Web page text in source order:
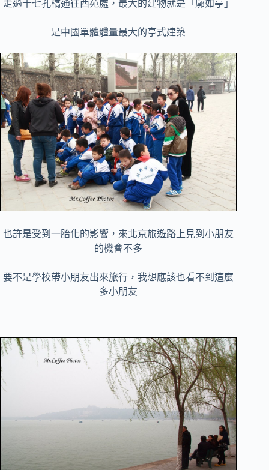
走過十七孔橋通往西苑處，最大的建物就是「廓如亭」
是中國單體體量最大的亭式建築
也許是受到一胎化的影響，來北京旅遊路上見到小朋友
的機會不多
要不是學校帶小朋友出來旅行，我想應該也看不到這麼
多小朋友